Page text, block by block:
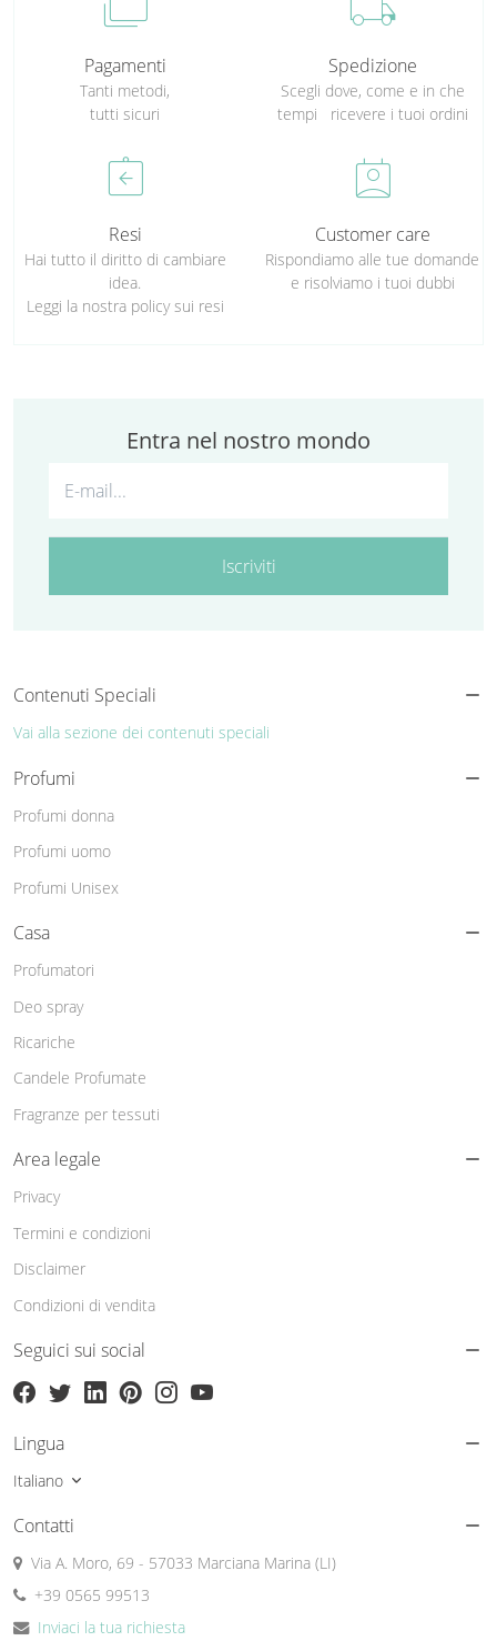
Pagamenti
Tanti metodi,
tutti sicuri
Spedizione
Scegli dove, come e in che
tempi ricevere i tuoi ordini
assignment_return
Resi
Hai tutto il diritto di cambiare
idea.
Leggi la nostra policy sui resi
perm_contact_calendar
Customer care
Rispondiamo alle tue domande
e risolviamo i tuoi dubbi
Entra nel nostro mondo
Iscriviti
Contenuti Speciali
Vai alla sezione dei contenuti speciali
Profumi
Profumi donna
Profumi uomo
Profumi Unisex
Casa
Profumatori
Deo spray
Ricariche
Candele Profumate
Fragranze per tessuti
Area legale
Privacy
Termini e condizioni
Disclaimer
Condizioni di vendita
Seguici sui social
Lingua
Italiano
Contatti
Via A. Moro, 69 - 57033 Marciana Marina (LI)
+39 0565 99513
Inviaci la tua richiesta